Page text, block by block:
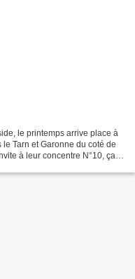
le printemps arrive place à
le Tarn et Garonne du coté de
à leur concentre N°10, ça